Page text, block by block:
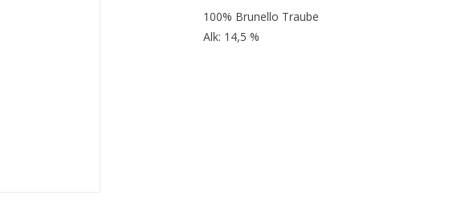
100% Brunello Traube
Alk: 14,5 %